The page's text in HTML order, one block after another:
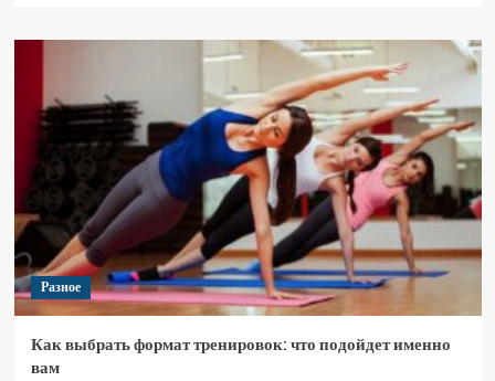
Разное
Как выбрать формат тренировок: что подойдет именно
вам